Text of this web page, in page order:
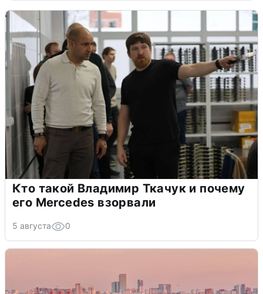
Кто такой Владимир Ткачук и почему
его Mercedes взорвали
5 августа 0